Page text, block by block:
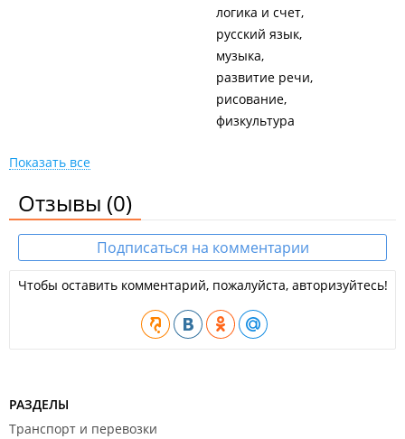
логика и счет
русский язык
музыка
развитие речи
рисование
физкультура
Показать все
Отзывы (0)
Подписаться на комментарии
Чтобы оставить комментарий, пожалуйста, авторизуйтесь!
РАЗДЕЛЫ
Транспорт и перевозки